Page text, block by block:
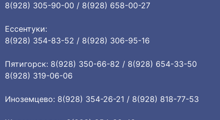
8(928) 305-90-00 / 8(928) 658-00-27
Ессентуки:
8(928) 354-83-52 / 8(928) 306-95-16
Пятигорск: 8(928) 350-66-82 / 8(928) 654-33-50
8(928) 319-06-06
Иноземцево: 8(928) 354-26-21 / 8(928) 818-77-53